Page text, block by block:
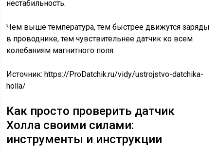
нестабильность.
Чем выше температура, тем быстрее движутся заряды
в проводнике, тем чувствительнее датчик ко всем
колебаниям магнитного поля.
Источник:https://ProDatchik.ru/vidy/ustrojstvo-datchika-
holla/
Как просто проверить датчик
Холла своими силами:
инструменты и инструкции